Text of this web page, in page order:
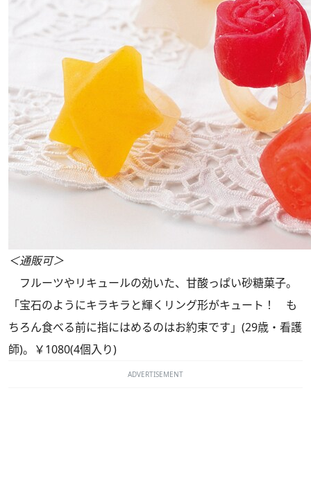
＜通販可＞
フルーツやリキュールの効いた、甘酸っぱい砂糖菓子。
「宝石のようにキラキラと輝くリング形がキュート！ も
ちろん食べる前に指にはめるのはお約束です」(29歳・看護
師)。￥1080(4個入り)
ADVERTISEMENT